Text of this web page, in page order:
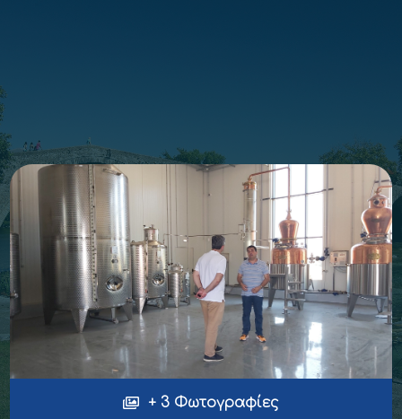
+ 3 Φωτογραφίες